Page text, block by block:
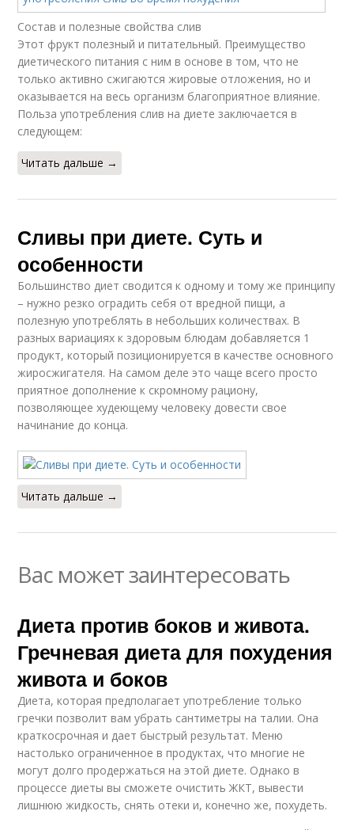
Состав и полезные свойства слив
Этот фрукт полезный и питательный. Преимущество
диетического питания с ним в основе в том, что не
только активно сжигаются жировые отложения, но и
оказывается на весь организм благоприятное влияние.
Польза употребления слив на диете заключается в
следующем:
Читать дальше →
Сливы при диете. Суть и
особенности
Большинство диет сводится к одному и тому же принципу
– нужно резко оградить себя от вредной пищи, а
полезную употреблять в небольших количествах. В
разных вариациях к здоровым блюдам добавляется 1
продукт, который позиционируется в качестве основного
жиросжигателя. На самом деле это чаще всего просто
приятное дополнение к скромному рациону,
позволяющее худеющему человеку довести свое
начинание до конца.
Читать дальше →
Вас может заинтересовать
Диета против боков и живота.
Гречневая диета для похудения
живота и боков
Диета, которая предполагает употребление только
гречки позволит вам убрать сантиметры на талии. Она
краткосрочная и дает быстрый результат. Меню
настолько ограниченное в продуктах, что многие не
могут долго продержаться на этой диете. Однако в
процессе диеты вы сможете очистить ЖКТ, вывести
лишнюю жидкость, снять отеки и, конечно же, похудеть.